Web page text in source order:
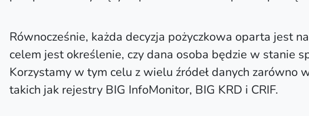
Równocześnie, każda decyzja pożyczkowa oparta jest
celem jest określenie, czy dana osoba będzie w stanie
Korzystamy w tym celu z wielu źródeł danych zarówno
takich jak rejestry BIG InfoMonitor, BIG KRD i CRIF.